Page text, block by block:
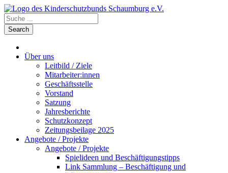
Über uns
Leitbild / Ziele
Mitarbeiter:innen
Geschäftsstelle
Vorstand
Satzung
Jahresberichte
Schutzkonzept
Zeitungsbeilage 2025
Angebote / Projekte
Angebote / Projekte
Spielideen und Beschäftigungstipps
Link Sammlung – Beschäftigung und